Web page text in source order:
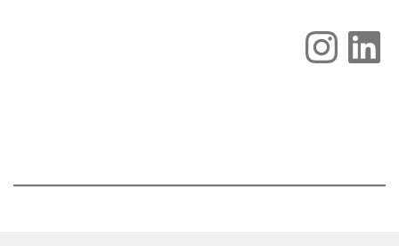
لینکداین
اینستاگرم